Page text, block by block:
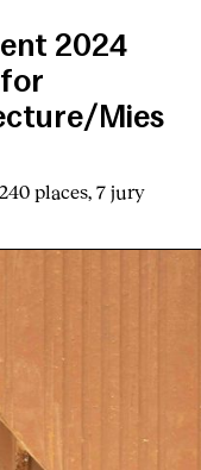
2024
for
Mies
places, 7 jury